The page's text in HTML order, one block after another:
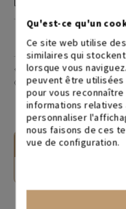
GARANTIE
SOUHAITEZ-
Qu'est-ce qu'un
Ce site web utilise
similaires qui
lorsque vous
peuvent être
pour vous
informations relatives
personnaliser
nous faisons de ces
vue de configuration.